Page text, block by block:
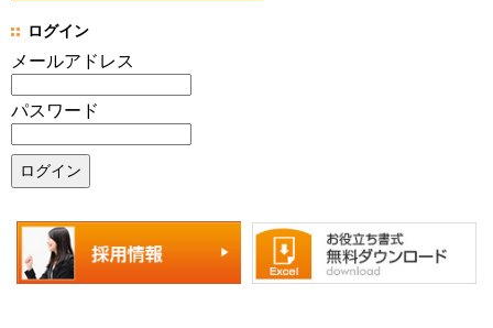
ログイン
メールアドレス
パスワード